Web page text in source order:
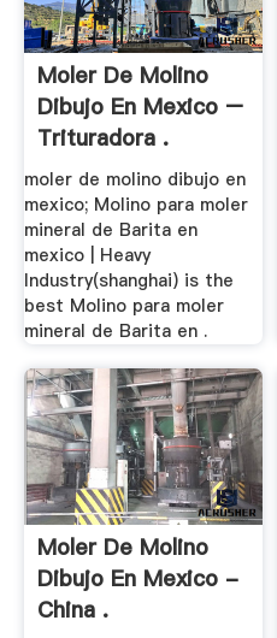
Moler De Molino
Dibujo En Mexico –
Trituradora .
moler de molino dibujo en
mexico; Molino para moler
mineral de Barita en
mexico | Heavy
Industry(shanghai) is the
best Molino para moler
mineral de Barita en .
Moler De Molino
Dibujo En Mexico -
China .